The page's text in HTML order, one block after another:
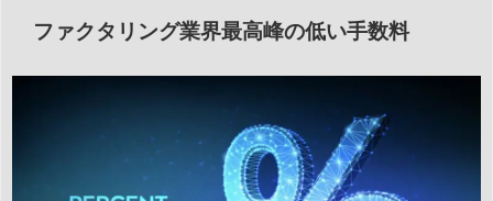
ファクタリング業界最高峰の低い手数料